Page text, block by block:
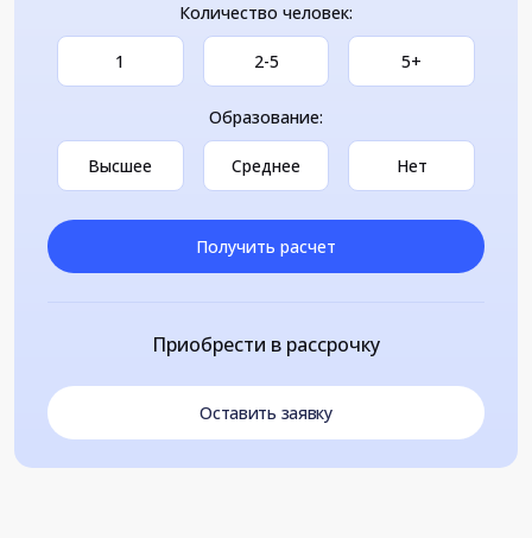
Количество человек:
1 2-5 5+
Образование:
Высшее Среднее Нет
Получить расчет
Приобрести в рассрочку
Оставить заявку